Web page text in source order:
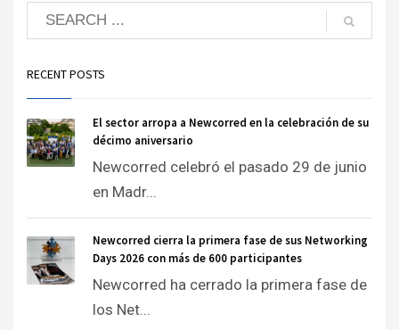
RECENT POSTS
El sector arropa a Newcorred en la celebración de su
décimo aniversario
Newcorred celebró el pasado 29 de junio
en Madr...
Newcorred cierra la primera fase de sus Networking
Days 2026 con más de 600 participantes
Newcorred ha cerrado la primera fase de
los Net...